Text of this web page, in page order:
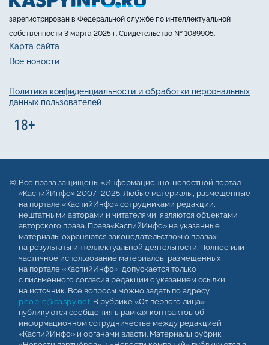
зарегистрирован в Федеральной службе по интеллектуальной
собственности 3 марта 2025 г. Свидетельство № 1089905.
Карта сайта
Все новости
Политика конфиденциальности и обработки персональных
данных пользователей
Все права защищены «Информационно-новостной портал
«КаспийИнфо» 2007–2025. Любые материалы, размещенные
на портале «КаспийИнфо» сотрудниками редакции,
нештатными авторами и читателями, являются объектами
авторского права. Права«КаспийИнфо» на указанные
материалы охраняются законодательством о правах
на результаты интеллектуальной деятельности. Полное или
частичное использование материалов, размещенных
на портале «КаспийИнфо», допускается только
с письменного согласия редакции с указанием ссылки
на источник. Все вопросы можно задать по адресу
people@caspy.net. В рубрике «От первого лица»
публикуются сообщения в рамках контрактов об
информационном сотрудничестве между редакцией
«КаспийИнфо» и органами власти. Материалы рубрик